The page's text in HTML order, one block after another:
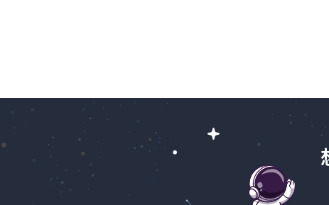
出问题、进行投票或设置讨论话题，鼓励观众参与评
论。互动频率越高，视频的推荐概率越大。定期回应
观众评论：YouTube更加重视评论的互动性。作为创
作者，定期回复观众的评论可以增加视频的互动信
号，从而提升视频的曝光度。社群建设：通过建立社